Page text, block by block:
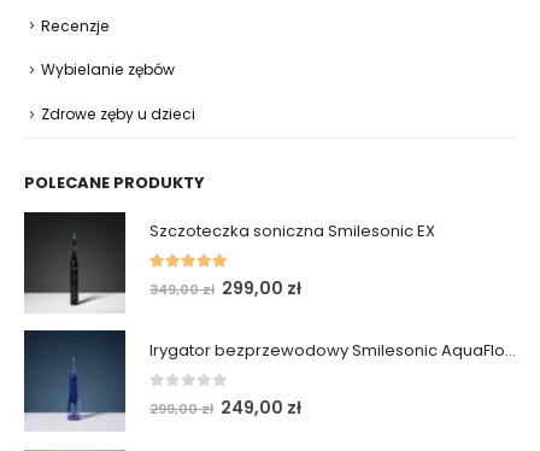
Recenzje
Wybielanie zębów
Zdrowe zęby u dzieci
POLECANE PRODUKTY
Szczoteczka soniczna Smilesonic EX
out of 5
349,00zł Pierwotna
wynosiła:
349,00 zł.
299,00 złAktualna
wynosi:
Irygator bezprzewodowy Smilesonic AquaFlow
out of 5
299,00zł Pierwotna
249,00 złAktualna